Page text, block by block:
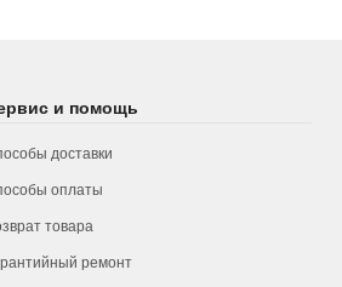
и помощь
доставки
оплаты
товара
ремонт